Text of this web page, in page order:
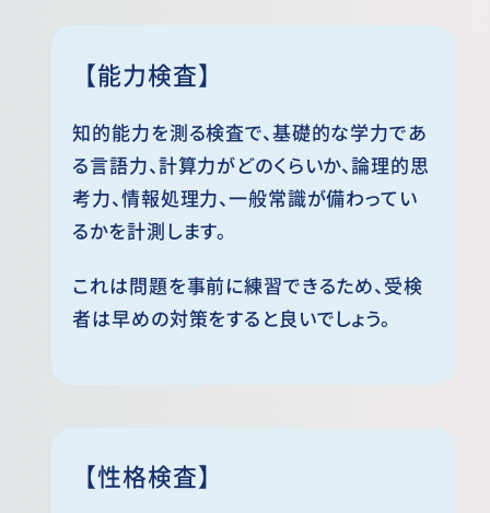
【能力検査】
知的能力を測る検査で、基礎的な学力であ
る言語力、計算力がどのくらいか、論理的思
考力、情報処理力、一般常識が備わってい
るかを計測します。
これは問題を事前に練習できるため、受検
者は早めの対策をすると良いでしょう。
【性格検査】